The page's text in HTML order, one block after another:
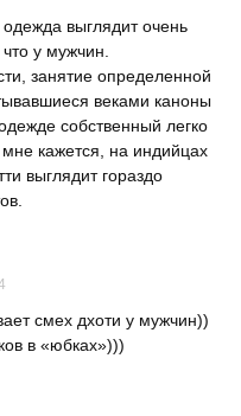
выглядит очень
у мужчин.
занятие определенной
веками каноны
собственный легко
кажется, на индийцах
выглядит гораздо
смех дхоти у мужчин))
в «юбках»)))